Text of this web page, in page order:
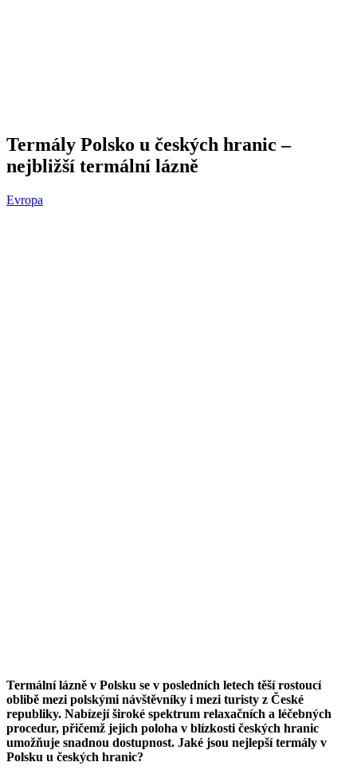
Termály Polsko u českých hranic –
nejbližší termální lázně
Evropa
Termální lázně v Polsku se v posledních letech těší rostoucí
oblibě mezi polskými návštěvníky i mezi turisty z České
republiky. Nabízejí široké spektrum relaxačních a léčebných
procedur, přičemž jejich poloha v blízkosti českých hranic
umožňuje snadnou dostupnost. Jaké jsou nejlepší termály v
Polsku u českých hranic?